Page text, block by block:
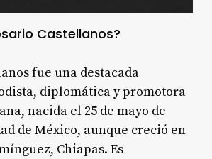
Castellanos?
fue una destacada
diplomática y promotora
nacida el 25 de mayo de
de México, aunque creció en
Chiapas. Es